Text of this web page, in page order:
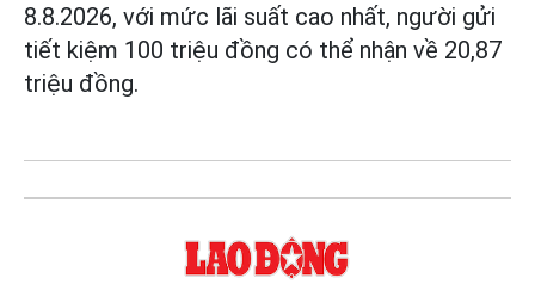
8.8.2026, với mức lãi suất cao nhất, người gửi
tiết kiệm 100 triệu đồng có thể nhận về 20,87
triệu đồng.